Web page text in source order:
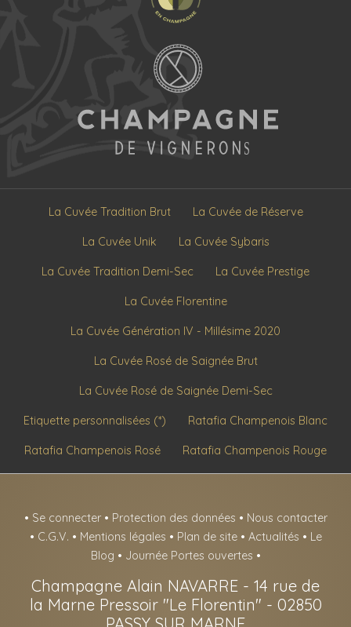
La Cuvée Tradition Brut La Cuvée de Réserve
La Cuvée Unik La Cuvée Sybaris
La Cuvée Tradition Demi-Sec La Cuvée Prestige
La Cuvée Florentine
La Cuvée Génération IV - Millésime 2020
La Cuvée Rosé de Saignée Brut
La Cuvée Rosé de Saignée Demi-Sec
Etiquette personnalisées (*) Ratafia Champenois Blanc
Ratafia Champenois Rosé Ratafia Champenois Rouge
• Se connecter • Protection des données • Nous contacter
• C.G.V. • Mentions légales • Plan de site • Actualités • Le
Blog • Journée Portes ouvertes •
Champagne Alain NAVARRE - 14 rue de
la Marne Pressoir "Le Florentin" - 02850